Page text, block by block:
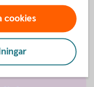
22D0 A77E F639 0609
cookies